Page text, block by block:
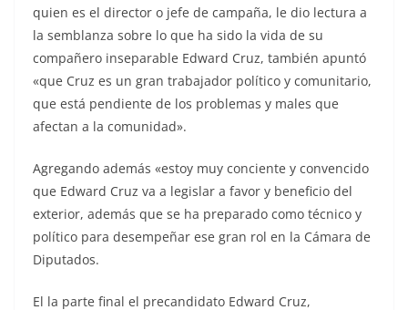
quien es el director o jefe de campaña, le dio lectura a
la semblanza sobre lo que ha sido la vida de su
compañero inseparable Edward Cruz, también apuntó
«que Cruz es un gran trabajador político y comunitario,
que está pendiente de los problemas y males que
afectan a la comunidad».
Agregando además «estoy muy conciente y convencido
que Edward Cruz va a legislar a favor y beneficio del
exterior, además que se ha preparado como técnico y
político para desempeñar ese gran rol en la Cámara de
Diputados.
El la parte final el precandidato Edward Cruz,